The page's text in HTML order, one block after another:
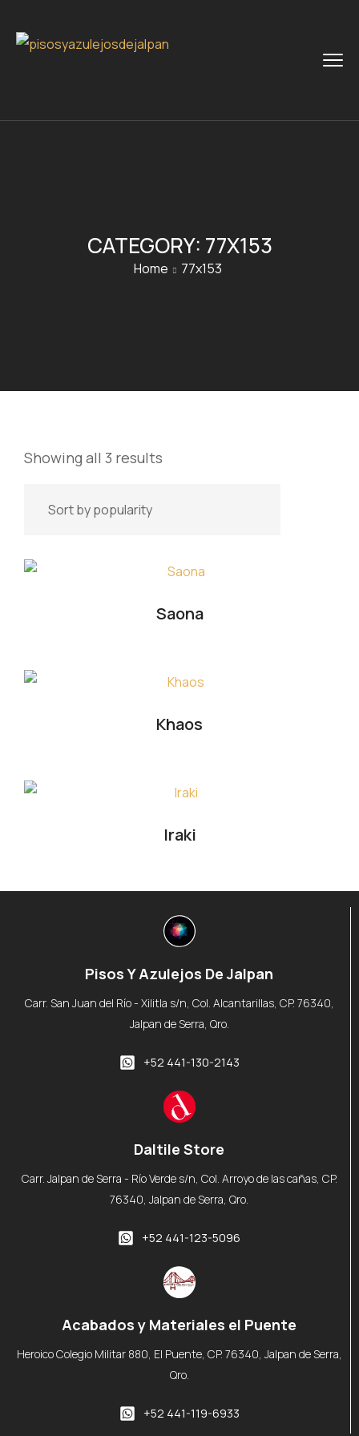
CATEGORY: 77X153
Home 77x153
Showing all 3 results
Saona
Khaos
Iraki
Pisos Y Azulejos De Jalpan
Carr. San Juan del Río - Xilitla s/n, Col. Alcantarillas, CP. 76340,
Jalpan de Serra, Qro.
+52 441-130-2143
Daltile Store
Carr. Jalpan de Serra - Río Verde s/n, Col. Arroyo de las cañas, CP.
76340, Jalpan de Serra, Qro.
+52 441-123-5096
Acabados y Materiales el Puente
Heroico Colegio Militar 880, El Puente, CP. 76340, Jalpan de Serra,
Qro.
+52 441-119-6933